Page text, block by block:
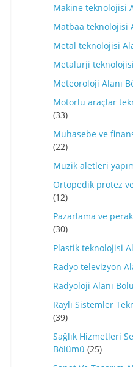
Makine teknolojisi
Matbaa teknolojisi
Metal teknolojisi
Metalürji
Meteoroloji Alanı
Motorlu araçlar
(33)
Muhasebe ve
(22)
Müzik aletleri
Ortopedik protez
(12)
Pazarlama ve
(30)
Plastik teknolojisi
Radyo televizyon
Radyoloji Alanı
Raylı Sistemler
(39)
Sağlık Hizmetleri
Bölümü (25)